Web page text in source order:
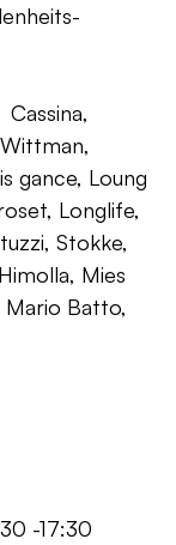
gance, Loung
Longlife,
Stokke,
Mies
Mario Batto,
-17:30